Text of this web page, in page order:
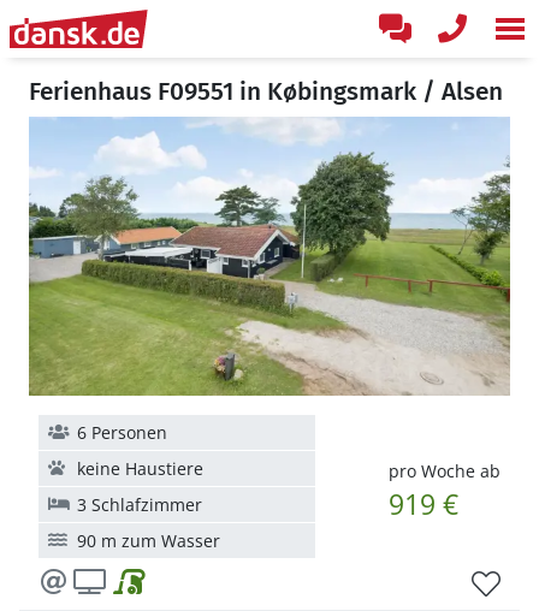
Ferienhaus F09551 in Købingsmark / Alsen
pro Woche ab
919 €
6 Personen
keine Haustiere
3 Schlafzimmer
90 m zum Wasser